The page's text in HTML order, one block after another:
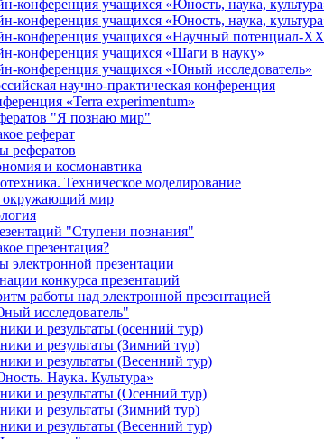
конференция учащихся «Юность, наука,
конференция учащихся «Юность, наука,
конференция учащихся «Научный потенциал-
конференция учащихся «Шаги в науку»
конференция учащихся «Юный исследователь»
научно-практическая конференция
«Terra experimentum»
"Я познаю мир"
реферат
рефератов
и космонавтика
Техническое моделирование
мир
"Ступени познания"
презентация?
электронной презентации
конкурса презентаций
работы над электронной презентацией
исследователь"
и результаты (осенний тур)
и результаты (Зимний тур)
и результаты (Весенний тур)
Наука. Культура»
и результаты (Осенний тур)
и результаты (Зимний тур)
и результаты (Весенний тур)